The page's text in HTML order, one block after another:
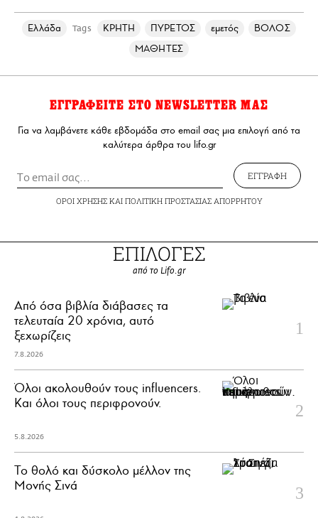
Ελλάδα Tags ΚΡΗΤΗ ΠΥΡΕΤΟΣ εμετός
ΒΟΛΟΣ
ΜΑΘΗΤΕΣ
ΕΓΓΡΑΦΕΙΤΕ ΣΤΟ NEWSLETTER ΜΑΣ
Για να λαμβάνετε κάθε εβδομάδα στο email σας μια επιλογή από τα
καλύτερα άρθρα του lifo.gr
ΕΓΓΡΑΦΗ
ΟΡΟΙ ΧΡΗΣΗΣΚΑΙ ΠΟΛΙΤΙΚΗ ΠΡΟΣΤΑΣΙΑΣ ΑΠΟΡΡΗΤΟΥ
ΕΠΙΛΟΓΕΣ
από το Lifo.gr
Από όσα βιβλία διάβασες τα
τελευταία 20 χρόνια, αυτό
ξεχωρίζεις
7.8.2026
Όλοι ακολουθούν τους influencers.
Και όλοι τους περιφρονούν.
5.8.2026
Το θολό και δύσκολο μέλλον της
Μονής Σινά